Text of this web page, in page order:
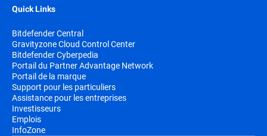
Quick Links
Bitdefender Central
Gravityzone Cloud Control Center
Bitdefender Cyberpedia
Portail du Partner Advantage Network
Portail de la marque
Support pour les particuliers
Assistance pour les entreprises
Investisseurs
Emplois
InfoZone